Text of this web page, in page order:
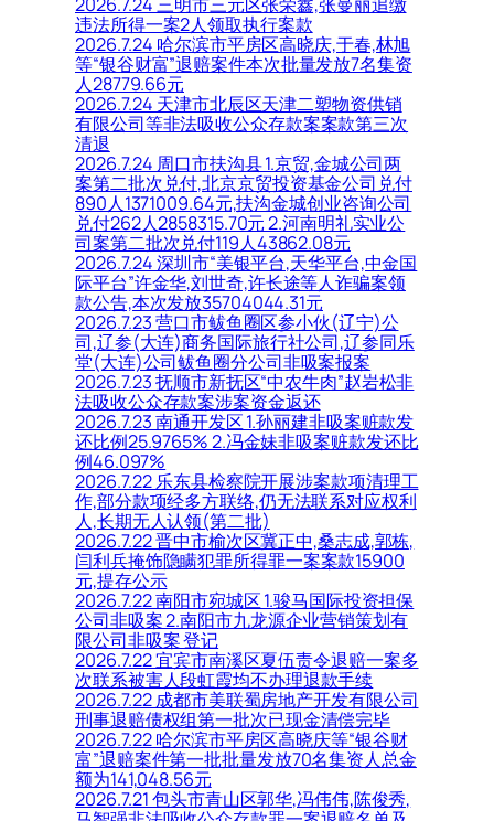
违法所得一案2人领取执行案款
2026.7.24 哈尔滨市平房区高晓庆,于春,林旭
等“银谷财富”退赔案件本次批量发放7名集资
人28779.66元
2026.7.24 天津市北辰区天津二塑物资供销
有限公司等非法吸收公众存款案案款第三次
清退
2026.7.24 周口市扶沟县 1.京贸,金城公司两
案第二批次兑付,北京京贸投资基金公司兑付
890人1371009.64元,扶沟金城创业咨询公司
兑付262人2858315.70元 2.河南明礼实业公
司案第二批次兑付119人43862.08元
2026.7.24 深圳市“美银平台,天华平台,中金国
际平台”许金华,刘世奇,许长途等人诈骗案领
款公告,本次发放35704044.31元
2026.7.23 营口市鲅鱼圈区参小伙(辽宁)公
司,辽参(大连)商务国际旅行社公司,辽参同乐
堂(大连)公司鲅鱼圈分公司非吸案报案
2026.7.23 抚顺市新抚区“中农牛肉”赵岩松非
法吸收公众存款案涉案资金返还
2026.7.23 南通开发区 1.孙丽建非吸案赃款发
还比例25.9765% 2.冯金妹非吸案赃款发还比
例46.097%
2026.7.22 乐东县检察院开展涉案款项清理工
作,部分款项经多方联络,仍无法联系对应权利
人,长期无人认领(第二批)
2026.7.22 晋中市榆次区冀正中,桑志成,郭栋,
闫利兵掩饰隐瞒犯罪所得罪一案案款15900
元,提存公示
2026.7.22 南阳市宛城区 1.骏马国际投资担保
公司非吸案 2.南阳市九龙源企业营销策划有
限公司非吸案 登记
2026.7.22 宜宾市南溪区夏伍责令退赔一案多
次联系被害人段虹霞均不办理退款手续
2026.7.22 成都市美联蜀房地产开发有限公司
刑事退赔债权组第一批次已现金清偿完毕
2026.7.22 哈尔滨市平房区高晓庆等“银谷财
富”退赔案件第一批批量发放70名集资人总金
额为141,048.56元
2026.7.21 包头市青山区郭华,冯伟伟,陈俊秀,